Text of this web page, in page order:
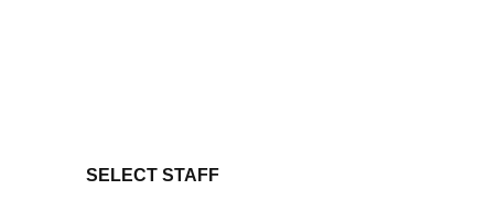
SELECT STAFF